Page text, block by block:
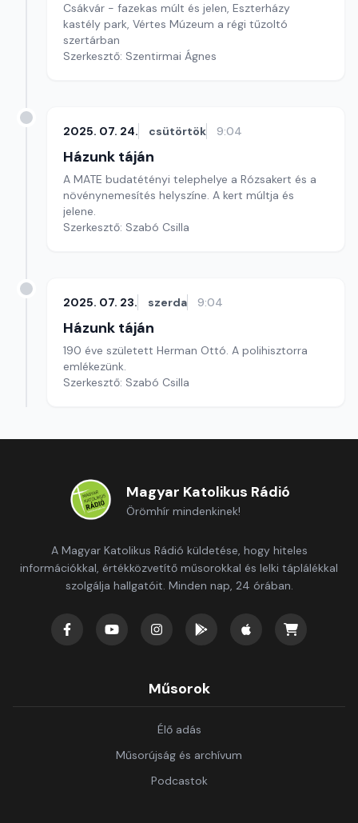
Csákvár - fazekas múlt és jelen, Eszterházy
kastély park, Vértes Múzeum a régi tűzoltó
szertárban
Szerkesztő: Szentirmai Ágnes
2025. 07. 24. csütörtök 9:04
Házunk táján
A MATE budatétényi telephelye a Rózsakert és a
növénynemesítés helyszíne. A kert múltja és
jelene.
Szerkesztő: Szabó Csilla
2025. 07. 23. szerda 9:04
Házunk táján
190 éve született Herman Ottó. A polihisztorra
emlékezünk.
Szerkesztő: Szabó Csilla
Magyar Katolikus Rádió
Örömhír mindenkinek!
A Magyar Katolikus Rádió küldetése, hogy hiteles
információkkal, értékközvetítő műsorokkal és lelki táplálékkal
szolgálja hallgatóit. Minden nap, 24 órában.
Műsorok
Élő adás
Műsorújság és archívum
Podcastok